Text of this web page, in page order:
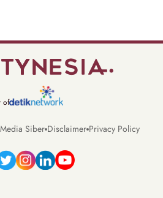
of
Siber Disclaimer Privacy Policy